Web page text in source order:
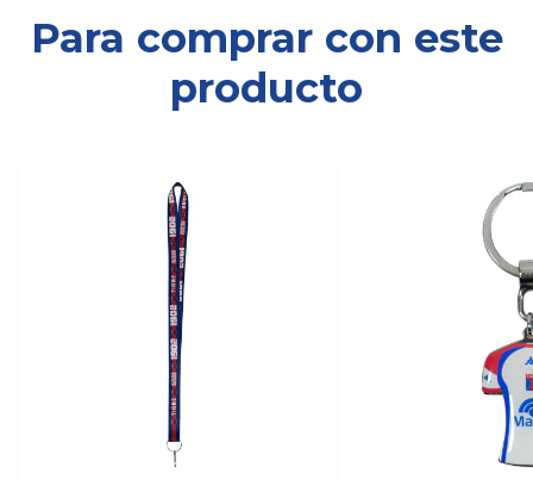
Para comprar con este
producto